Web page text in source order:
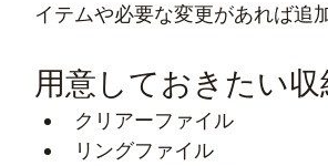
イテムや必要な変更があれば追
用意しておきたい収
クリアーファイル
リングファイル